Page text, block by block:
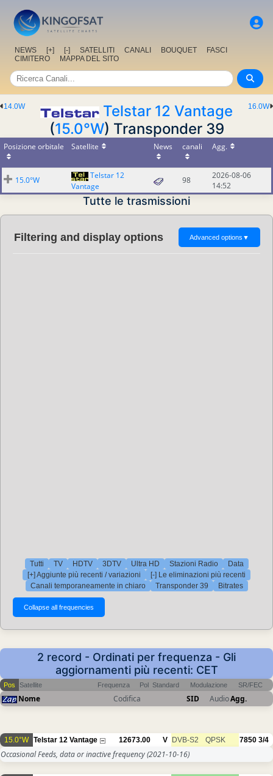
NEWS [+] [-] SATELLITI CANALI BOUQUET
FASCI
CIMITERO
MAPPA DEL SITO
16.0W
14.0W
Telstar 12 Vantage
(15.0°W) Transponder 39
Posizione orbitale Satellite News canali Agg.
15.0°W
Telstar 12
Vantage
98
2026-08-06
14:52
Tutte le trasmissioni
Filtering and display options Advanced options ▼
Tutti TV HDTV 3DTV Ultra HD Stazioni Radio
Data
[+] Aggiunte più recenti / variazioni
[-] Le eliminazioni più recenti
Canali temporaneamente in chiaro
Transponder 39 Bitrates
2 record - Ordinati per frequenza - Gli
aggiornamenti più recenti: CET
Pos Satellite Frequenza Pol Standard Modulazione SR/FEC
Nome Codifica SID AudioAgg.
15.0°W Telstar 12 Vantage 12673.00 V DVB-S2 QPSK 7850 3/4
Occasional Feeds, data or inactive frequency(2021-10-16)